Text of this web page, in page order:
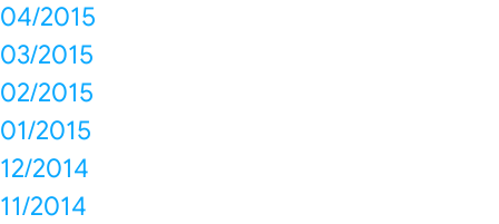
04/2015
03/2015
02/2015
01/2015
12/2014
11/2014